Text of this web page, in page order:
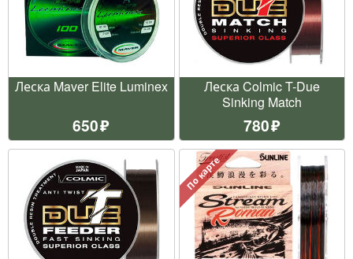
Леска Maver Elite Luminex
650
Леска Colmic T-Due
Sinking Match
780
По карте